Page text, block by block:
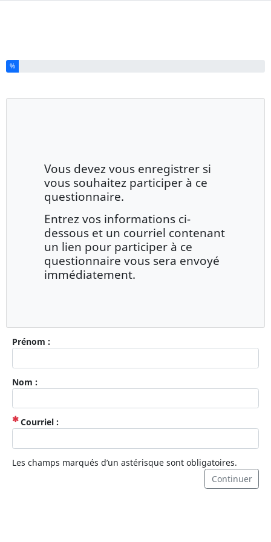
Vous avez complété % de ce questionnaire.
%
Vous devez vous enregistrer si
vous souhaitez participer à ce
questionnaire.
Entrez vos informations ci-
dessous et un courriel contenant
un lien pour participer à ce
questionnaire vous sera envoyé
immédiatement.
Prénom :
Nom :
Courriel :(Obligatoire)
Les champs marqués d’un astérisque sont obligatoires.
Continuer